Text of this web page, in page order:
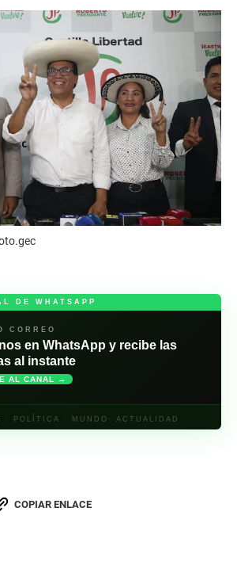
DE WHATSAPP
CORREO
en WhatsApp y recibe las
al instante
AL CANAL →
· POLÍTICA · MUNDO· ACTUALIDAD
COPIAR ENLACE